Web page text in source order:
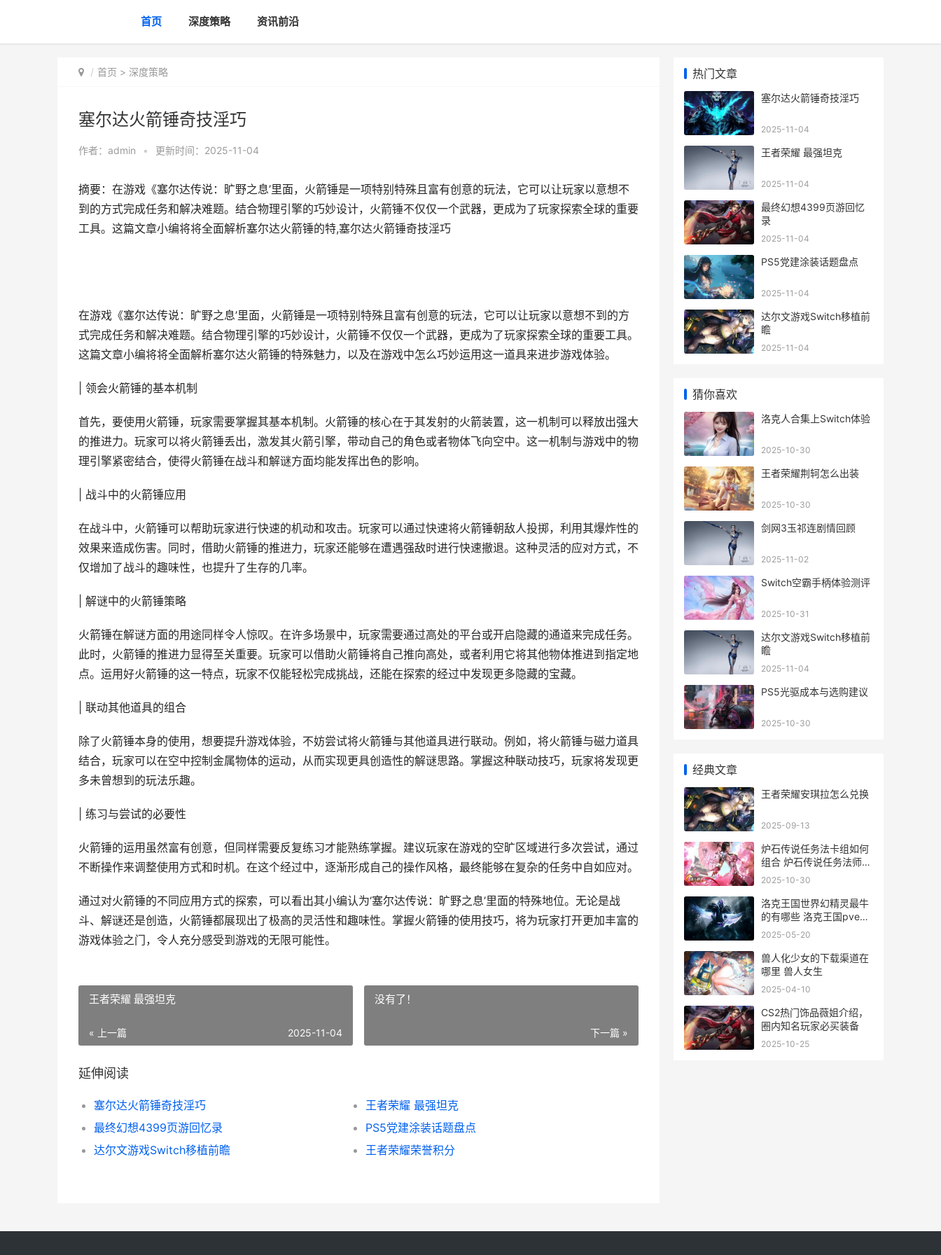
首页 深度策略 资讯前沿
首页 > 深度策略
塞尔达火箭锤奇技淫巧
作者： admin • 更新时间：2025-11-04
摘要：在游戏《塞尔达传说：旷野之息’里面，火箭锤是一项特别特殊且富有创意的玩法，它可以让玩家以意想不
到的方式完成任务和解决难题。结合物理引擎的巧妙设计，火箭锤不仅仅一个武器，更成为了玩家探索全球的重要
工具。这篇文章小编将将全面解析塞尔达火箭锤的特,塞尔达火箭锤奇技淫巧
在游戏《塞尔达传说：旷野之息’里面，火箭锤是一项特别特殊且富有创意的玩法，它可以让玩家以意想不到的方
式完成任务和解决难题。结合物理引擎的巧妙设计，火箭锤不仅仅一个武器，更成为了玩家探索全球的重要工具。
这篇文章小编将将全面解析塞尔达火箭锤的特殊魅力，以及在游戏中怎么巧妙运用这一道具来进步游戏体验。
| 领会火箭锤的基本机制
首先，要使用火箭锤，玩家需要掌握其基本机制。火箭锤的核心在于其发射的火箭装置，这一机制可以释放出强大
的推进力。玩家可以将火箭锤丢出，激发其火箭引擎，带动自己的角色或者物体飞向空中。这一机制与游戏中的物
理引擎紧密结合，使得火箭锤在战斗和解谜方面均能发挥出色的影响。
| 战斗中的火箭锤应用
在战斗中，火箭锤可以帮助玩家进行快速的机动和攻击。玩家可以通过快速将火箭锤朝敌人投掷，利用其爆炸性的
效果来造成伤害。同时，借助火箭锤的推进力，玩家还能够在遭遇强敌时进行快速撤退。这种灵活的应对方式，不
仅增加了战斗的趣味性，也提升了生存的几率。
| 解谜中的火箭锤策略
火箭锤在解谜方面的用途同样令人惊叹。在许多场景中，玩家需要通过高处的平台或开启隐藏的通道来完成任务。
此时，火箭锤的推进力显得至关重要。玩家可以借助火箭锤将自己推向高处，或者利用它将其他物体推进到指定地
点。运用好火箭锤的这一特点，玩家不仅能轻松完成挑战，还能在探索的经过中发现更多隐藏的宝藏。
| 联动其他道具的组合
除了火箭锤本身的使用，想要提升游戏体验，不妨尝试将火箭锤与其他道具进行联动。例如，将火箭锤与磁力道具
结合，玩家可以在空中控制金属物体的运动，从而实现更具创造性的解谜思路。掌握这种联动技巧，玩家将发现更
多未曾想到的玩法乐趣。
| 练习与尝试的必要性
火箭锤的运用虽然富有创意，但同样需要反复练习才能熟练掌握。建议玩家在游戏的空旷区域进行多次尝试，通过
不断操作来调整使用方式和时机。在这个经过中，逐渐形成自己的操作风格，最终能够在复杂的任务中自如应对。
通过对火箭锤的不同应用方式的探索，可以看出其小编认为‘塞尔达传说：旷野之息’里面的特殊地位。无论是战
斗、解谜还是创造，火箭锤都展现出了极高的灵活性和趣味性。掌握火箭锤的使用技巧，将为玩家打开更加丰富的
游戏体验之门，令人充分感受到游戏的无限可能性。
王者荣耀 最强坦克
« 上一篇 2025-11-04
没有了！
下一篇 »
延伸阅读
塞尔达火箭锤奇技淫巧
王者荣耀 最强坦克
最终幻想4399页游回忆录
PS5党建涂装话题盘点
达尔文游戏Switch移植前瞻
王者荣耀荣誉积分
热门文章
塞尔达火箭锤奇技淫巧
2025-11-04
王者荣耀 最强坦克
2025-11-04
最终幻想4399页游回忆
录
2025-11-04
PS5党建涂装话题盘点
2025-11-04
达尔文游戏Switch移植前
瞻
2025-11-04
猜你喜欢
洛克人合集上Switch体验
2025-10-30
王者荣耀荆轲怎么出装
2025-10-30
剑网3玉祁连剧情回顾
2025-11-02
Switch空霸手柄体验测评
2025-10-31
达尔文游戏Switch移植前
瞻
2025-11-04
PS5光驱成本与选购建议
2025-10-30
经典文章
王者荣耀安琪拉怎么兑换
2025-09-13
炉石传说任务法卡组如何
组合 炉石传说任务法师卡
组代码
2025-10-30
洛克王国世界幻精灵最牛
的有哪些 洛克王国pve幻
神
2025-05-20
兽人化少女的下载渠道在
哪里 兽人女生
2025-04-10
CS2热门饰品薇姐介绍，
圈内知名玩家必买装备
2025-10-25